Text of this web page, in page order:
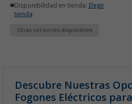
Disponibilidad en tienda: Elegir
tienda
Otras versiones disponibles
Descubre Nuestras
Fogones Eléctricos